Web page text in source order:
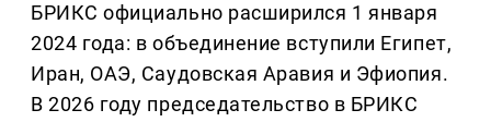
БРИКС официально расширился 1 января
2024 года: в объединение вступили Египет,
Иран, ОАЭ, Саудовская Аравия и Эфиопия.
В 2026 году председательство в БРИКС